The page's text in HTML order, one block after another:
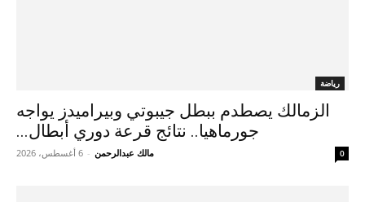
رياضة
الزمالك يصطدم ببطل جيبوتي وبيراميدز يواجه
جورماهيا.. نتائج قرعة دوري أبطال...
مالك عبدالرحمن - 6 أغسطس، 2026 0